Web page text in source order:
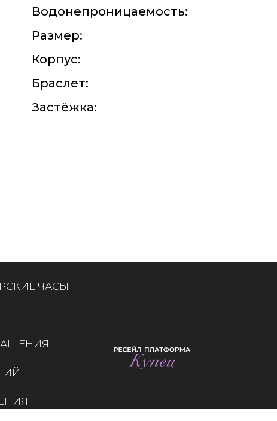
Водонепроницаемость:
Размер:
Корпус:
Браслет:
Застёжка:
ЧАСЫ